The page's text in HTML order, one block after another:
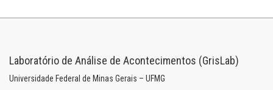
Laboratório de Análise de Acontecimentos (GrisLab)
Universidade Federal de Minas Gerais – UFMG